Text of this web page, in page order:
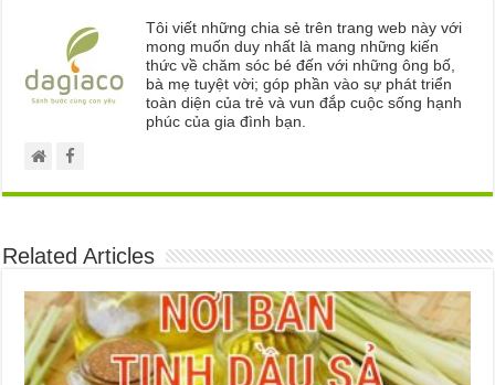
Tôi viết những chia sẻ trên trang web này với
mong muốn duy nhất là mang những kiến
thức về chăm sóc bé đến với những ông bố,
bà mẹ tuyệt vời; góp phần vào sự phát triển
toàn diện của trẻ và vun đắp cuộc sống hạnh
phúc của gia đình bạn.
Related Articles